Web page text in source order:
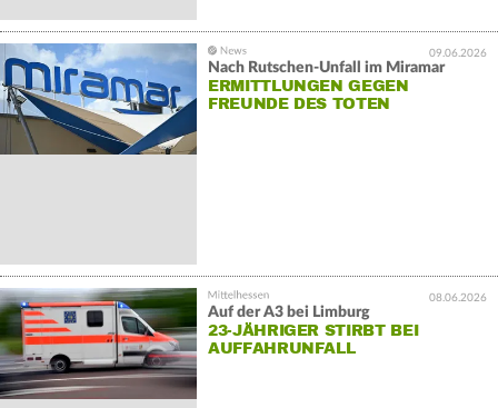
09.06.2026
Nach Rutschen-Unfall im Miramar
ERMITTLUNGEN GEGEN
FREUNDE DES TOTEN
08.06.2026
Auf der A3 bei Limburg
23-JÄHRIGER STIRBT BEI
AUFFAHRUNFALL